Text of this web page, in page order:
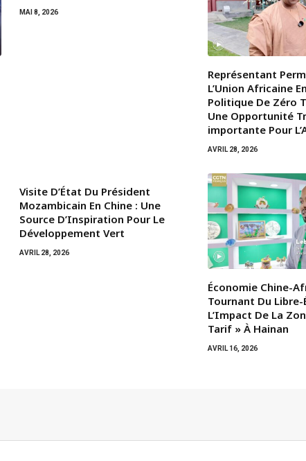
MAI 8, 2026
Représentant
L’Union Africaine
Politique De Zéro
Une Opportunité
importante Pour
AVRIL 28, 2026
Visite D’État Du Président
Mozambicain En Chine : Une
Source D’Inspiration Pour Le
Développement Vert
AVRIL 28, 2026
Économie Chine-
Tournant Du Libre-
L’Impact De La
Tarif » À Hainan
AVRIL 16, 2026